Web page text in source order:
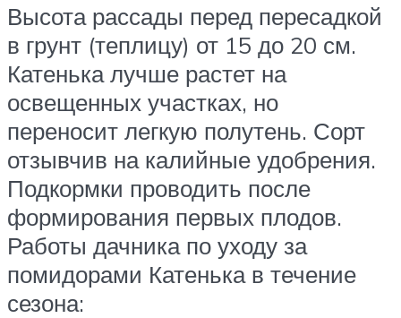
Высота рассады перед пересадкой
в грунт (теплицу) от 15 до 20 см.
Катенька лучше растет на
освещенных участках, но
переносит легкую полутень. Сорт
отзывчив на калийные удобрения.
Подкормки проводить после
формирования первых плодов.
Работы дачника по уходу за
помидорами Катенька в течение
сезона: